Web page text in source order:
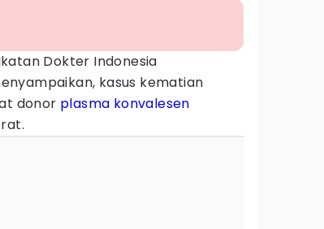
Dokter Indonesia
kasus kematian
donor plasma konvalesen